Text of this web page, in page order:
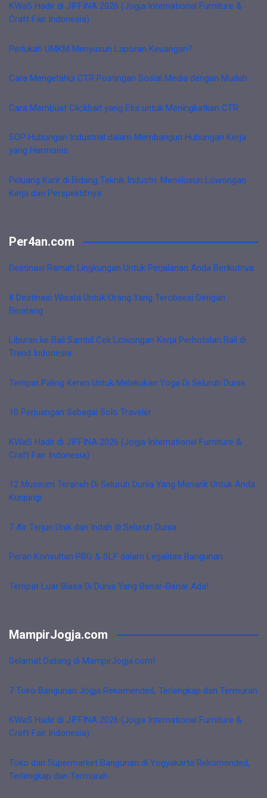
KWaS Hadir di JIFFINA 2026 (Jogja International Furniture &
Craft Fair Indonesia)
Perlukah UMKM Menyusun Laporan Keuangan?
Cara Mengetahui CTR Postingan Sosial Media dengan Mudah
Cara Membuat Clickbait yang Etis untuk Meningkatkan CTR
SOP Hubungan Industrial dalam Membangun Hubungan Kerja
yang Harmonis
Peluang Karir di Bidang Teknik Industri: Menelusuri Lowongan
Kerja dan Perspektifnya
Per4an.com
Destinasi Ramah Lingkungan Untuk Perjalanan Anda Berikutnya
8 Destinasi Wisata Untuk Orang Yang Terobsesi Dengan
Binatang
Liburan ke Bali Sambil Cek Lowongan Kerja Perhotelan Bali di
Trend Indonesia
Tempat Paling Keren Untuk Melakukan Yoga Di Seluruh Dunia
10 Perjuangan Sebagai Solo Traveler
KWaS Hadir di JIFFINA 2026 (Jogja International Furniture &
Craft Fair Indonesia)
12 Museum Teraneh Di Seluruh Dunia Yang Menarik Untuk Anda
Kunjungi
7 Air Terjun Unik dan Indah di Seluruh Dunia
Peran Konsultan PBG & SLF dalam Legalitas Bangunan
Tempat Luar Biasa Di Dunia Yang Benar-Benar Ada!
MampirJogja.com
Selamat Datang di MampirJogja.com!
7 Toko Bangunan Jogja Rekomended, Terlengkap dan Termurah
KWaS Hadir di JIFFINA 2026 (Jogja International Furniture &
Craft Fair Indonesia)
Toko dan Supermarket Bangunan di Yogyakarta Rekomended,
Terlengkap dan Termurah